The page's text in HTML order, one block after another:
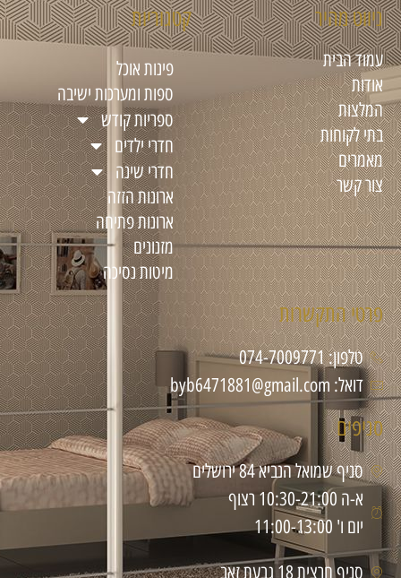
ניווט מהיר
עמוד הבית
אודות
המלצות
בתי לקוחות
מאמרים
צור קשר
קטגוריות
פינות אוכל
ספות ומערכות ישיבה
ספריות קודש
חדרי ילדים
חדרי שינה
ארונות הזזה
ארונות פתיחה
מזנונים
מיטות נסיכה
פרטי התקשרות
טלפון: 074-7009771
דואל: byb6471881@gmail.com
סניפים
סניף שמואל הנביא 84 ירושלים
א-ה 10:30-21:00 רצוף
יום ו' 11:00-13:00
סניף חרצית 18 גבעת זאב